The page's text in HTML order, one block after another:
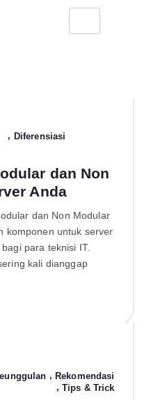
, Diferensiasi
dan Non
Anda
dan Non Modular
komponen untuk server
para teknisi IT.
kali dianggap
, Rekomendasi
, Tips & Trick